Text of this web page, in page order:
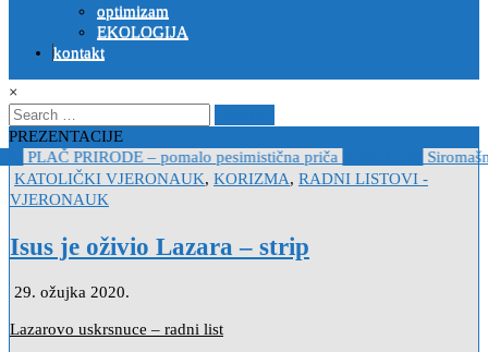
optimizam
EKOLOGIJA
kontakt
×
Search
for:
PREZENTACIJE
PLAČ PRIRODE – pomalo pesimistična priča 2022-10-26
Posted
in
KATOLIČKI VJERONAUK, KORIZMA, RADNI LISTOVI -
VJERONAUK
Isus je oživio Lazara – strip
29. ožujka 2020.
Lazarovo uskrsnuce – radni list